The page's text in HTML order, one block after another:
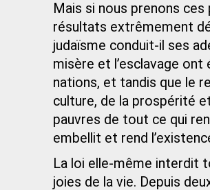
Mais si nous prenons
résultats extrêmement
judaïsme conduit-il ses
misère et l’esclavage
nations, et tandis que le
culture, de la prospérité
pauvres de tout ce qui
embellit et rend
La loi elle-même interdit
joies de la vie. Depuis